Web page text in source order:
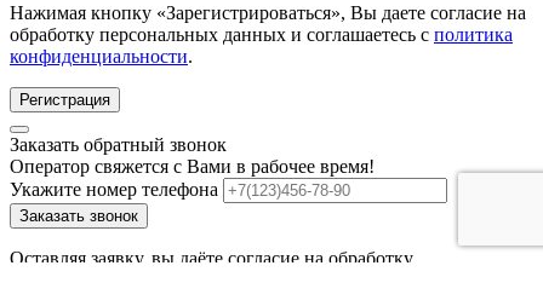
Нажимая кнопку «Зарегистрироваться», Вы даете согласие на
обработку персональных данных и соглашаетесь с политика
конфиденциальности.
Регистрация
Заказать обратный звонок
Оператор свяжется с Вами в рабочее время!
Укажите номер телефона
Заказать звонок
Оставляя заявку, вы даёте согласие на обработку